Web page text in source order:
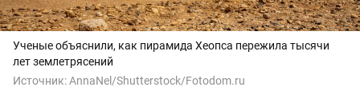
Ученые объяснили, как пирамида Хеопса пережила тысячи
лет землетрясений
Источник:AnnaNel/Shutterstock/Fotodom.ru